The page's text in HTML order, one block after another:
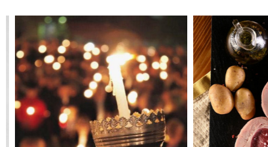
Αρχ. Μακαρίου 14
45221, Ιωάννινα, Ελλάδα
τ: +30 26510 24308
e: info@wapp.gr
Κατασκευή Ιστοσελίδων
Λογισμικό ERP
Ηλεκτρονικά Καταστήματα
Digital Marketing
Graphic Design
Web Εφαρμογές